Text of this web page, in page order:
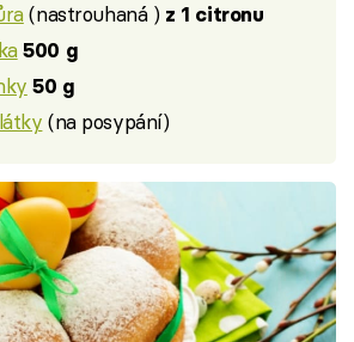
(nastrouhaná ) z 1 citronu
500 g
50 g
(na posypání)